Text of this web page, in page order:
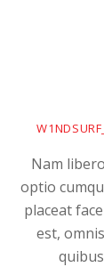
Nam
optio
placeat
est,